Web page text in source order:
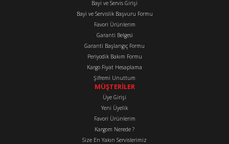
Bayi ve Servis Girişi
Bayi ve Servislik Başvuru Formu
Favori Ürünlerim
Garanti Belgesi
Garanti Başlangıç Formu
Periyodik Bakım Formu
Kargo Fiyat Hesaplama
Şifremi Unuttum
MÜŞTERİLER
Üye Girişi
Yeni Üyelik
Favori Ürünlerim
Kargom Nerede ?
Size En Yakın Servislerimiz